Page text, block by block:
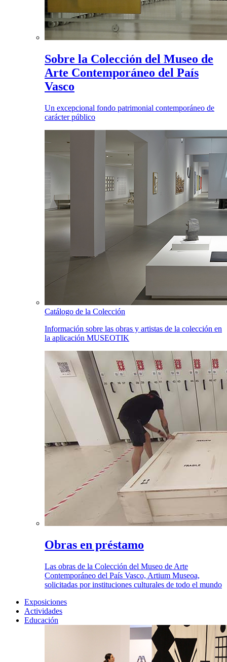
Sobre la Colección del Museo de
Arte Contemporáneo del País
Vasco
Un excepcional fondo patrimonial contemporáneo de
carácter público
Catálogo de la Colección
Información sobre las obras y artistas de la colección en
la aplicación MUSEOTIK
Obras en préstamo
Las obras de la Colección del Museo de Arte
Contemporáneo del País Vasco, Artium Museoa,
solicitadas por instituciones culturales de todo el mundo
Exposiciones
Actividades
Educación